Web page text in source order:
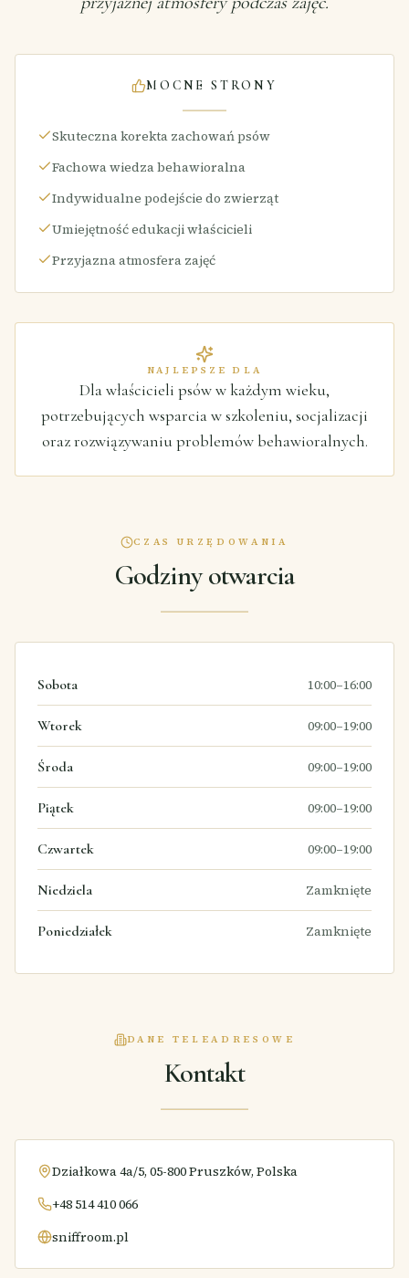
MOCNE STRONY
Skuteczna korekta zachowań psów
Fachowa wiedza behawioralna
Indywidualne podejście do zwierząt
Umiejętność edukacji właścicieli
Przyjazna atmosfera zajęć
NAJLEPSZE DLA
Dla właścicieli psów w każdym wieku,
potrzebujących wsparcia w szkoleniu, socjalizacji
oraz rozwiązywaniu problemów behawioralnych.
CZAS URZĘDOWANIA
Godziny otwarcia
Sobota 10:00–16:00
Wtorek 09:00–19:00
Środa 09:00–19:00
Piątek 09:00–19:00
Czwartek 09:00–19:00
Niedziela Zamknięte
Poniedziałek Zamknięte
DANE TELEADRESOWE
Kontakt
Działkowa 4a/5, 05-800 Pruszków, Polska
+48 514 410 066
sniffroom.pl